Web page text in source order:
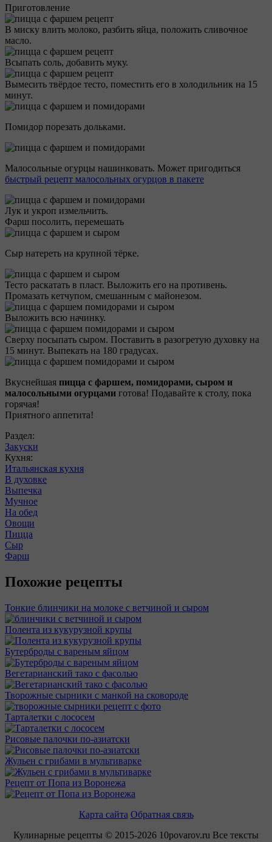
Приготовление
В миску влить молоко, разбить яйца, положить сливочное
масло.
Всыпать соль, добавить муку.
Вымесить твёрдое тесто, поместить его в холодильник на 15
минут.
Помидор порезать дольками.
Малосольные огурцы нашинковать. Может пригодиться
быстрый рецепт малосольных огурцов в пакете
Лук и укроп измельчить.
Фарш посолить, перемешать
Сыр натереть на крупной тёрке.
Тесто раскатать в пласт. Выложить его на противень.
Промазать кетчупом, смешанным с майонезом.
Выложить всю начинку.
Сверху посыпать сыром. Поставить в разогретую духовку на
15 минут. Выпекать на 180 градусах.
Вкуснейшая пицца с фаршем, помидорами, сыром и
малосольными огурцами готова! Подавайте к столу, пока
горячая!
Приятного аппетита!
Раздел:
Закуски
Кухня:
Итальянская кухня
В духовке
Выпечка
Мучное
На обед
Овощи
Пицца
Сыр
Фарш
Похожие рецепты
Тонкие блинчики на молоке с ветчиной и сыром
Полента из кукурузной крупы
Бутерброды с вареным яйцом
Вегетарианский тако с фасолью
Творожные сырники с манкой на сковороде
Тарталетки с лососем
Рисовые палочки по-азиатски
Жульен с грибами в мультиварке
Рецепт от Попа из Воронежа
Карта сайта Обратная связь
Кулинарные рецепты © 2015-2026 10povarov.ru Все тексты